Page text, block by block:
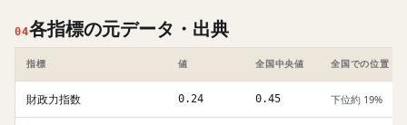
04各指標の元データ・出典
指標 値 全国中央値 全国での位置
財政力指数 0.24 0.45 下位約 19%